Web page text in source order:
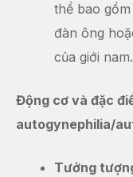
thể bao
đàn ông
của giới nam.
Động cơ và đặc
autogynephilia/
Tưởng